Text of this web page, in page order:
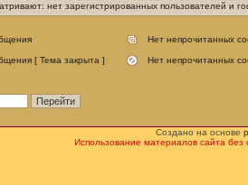
нет зарегистрированных пользователей и
Нет непрочитанных
[ Тема закрыта ] Нет непрочитанных
Создано на основе
Использование материалов сайта